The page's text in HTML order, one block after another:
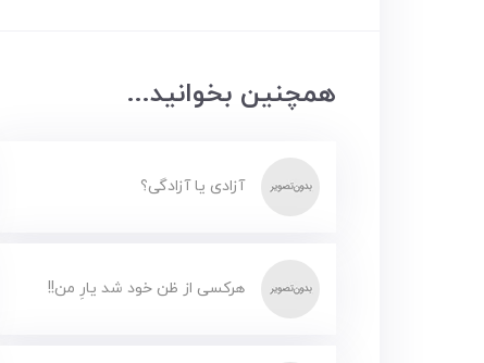
همچنین بخوانید...
آزادی یا آزادگی؟
هرکسی از ظن خود شد یارِ من!!